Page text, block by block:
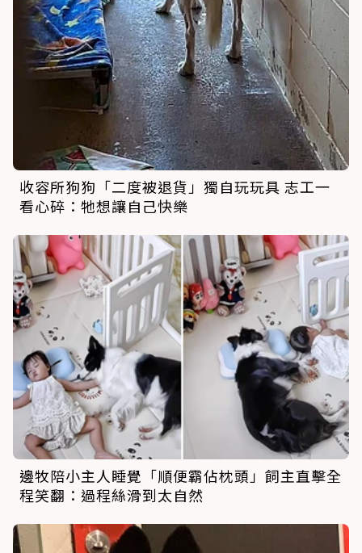
收容所狗狗「二度被退貨」獨自玩玩具 志工一
看心碎：牠想讓自己快樂
邊牧陪小主人睡覺「順便霸佔枕頭」飼主直擊全
程笑翻：過程絲滑到太自然